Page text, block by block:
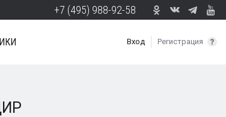
+7 (495) 988-92-58
Вход Регистрация